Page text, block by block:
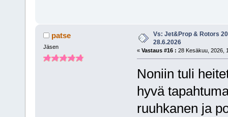
patse
Jäsen
Vs: Jet&Prop & Rotors
28.6.2026
« Vastaus #16 : 28 Kesäkuu, 2026,
Noniin tuli
hyvä
ruuhkanen ja